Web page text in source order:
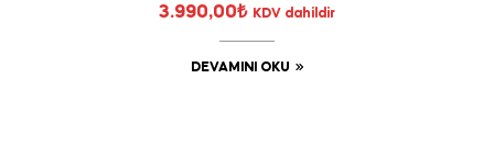
3.990,00₺ KDV dahildir
DEVAMINI OKU